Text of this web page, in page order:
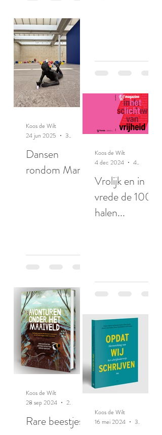
Dansen
rondom Maria
Koos de Wilt
24 jun 2025
3 minuten om te lezen
Vrolijk en in
vrede de 100
halen...
Koos de Wilt
4 dec 2024
4 minuten om te lezen
Rare beestjes
Koos de Wilt
28 sep 2024
2 minuten om te lezen
Koos de Wilt
16 mei 2024
3 minuten om te lezen